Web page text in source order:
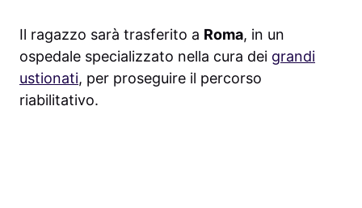
Il ragazzo sarà trasferito a Roma, in un
ospedale specializzato nella cura dei grandi
ustionati, per proseguire il percorso
riabilitativo.